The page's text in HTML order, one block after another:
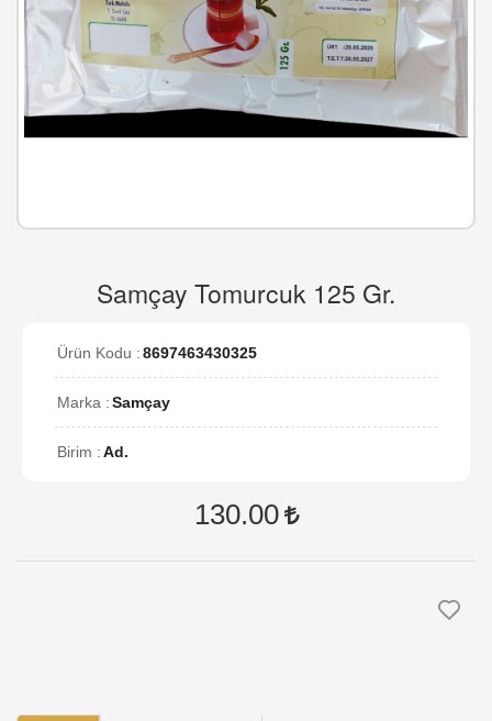
Samçay Tomurcuk 125 Gr.
Ürün Kodu :8697463430325
Marka :Samçay
Birim :Ad.
130.00